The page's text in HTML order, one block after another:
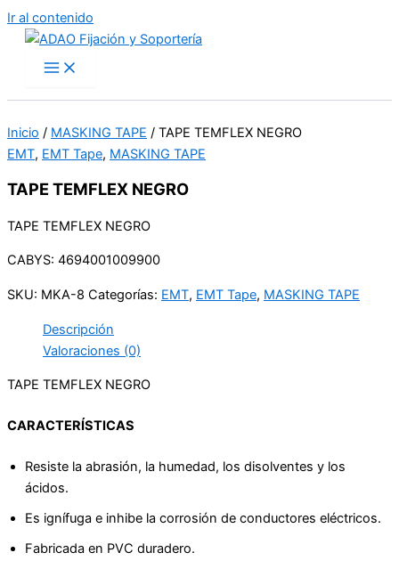
Ir al contenido
Inicio / MASKING TAPE / TAPE TEMFLEX NEGRO
EMT, EMT Tape, MASKING TAPE
TAPE TEMFLEX NEGRO
TAPE TEMFLEX NEGRO
CABYS: 4694001009900
SKU: MKA-8 Categorías: EMT, EMT Tape, MASKING TAPE
Descripción
Valoraciones (0)
TAPE TEMFLEX NEGRO
CARACTERÍSTICAS
Resiste la abrasión, la humedad, los disolventes y los
ácidos.
Es ignífuga e inhibe la corrosión de conductores eléctricos.
Fabricada en PVC duradero.